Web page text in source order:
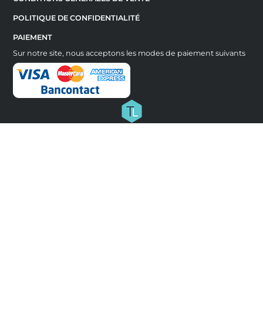
POLITIQUE DE CONFIDENTIALITÉ
PAIEMENT
Sur notre site, nous acceptons les modes de paiement suivants